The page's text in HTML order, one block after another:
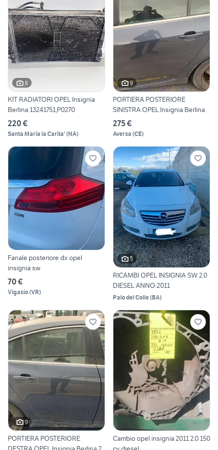
8
KIT RADIATORI OPEL Insignia
Berlina 13241751,P0270
220 €
Santa Maria la Carita' (NA)
9
PORTIERA POSTERIORE
SINISTRA OPEL Insignia Berlina
275 €
Aversa (CE)
Fanale posteriore dx opel
insignia sw
70 €
Vigasio(VR)
5
RICAMBI OPEL INSIGNIA SW 2.0
DIESEL ANNO:2011
Palo del Colle(BA)
9
PORTIERA POSTERIORE
Cambio opel insignia 2011 2.0 150